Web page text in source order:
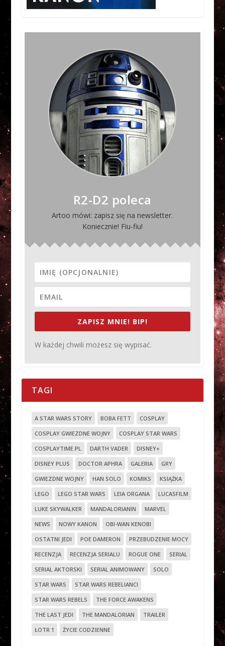
R2-D2 poleca
Artoo mówi: zapisz się na newsletter.
Koniecznie! Fiu-fiu!
ZAPISZ MNIE! BIP!
W każdej chwili możesz się wypisać.
TAGI
A STAR WARS STORY BOBA FETT
COSPLAY
COSPLAY GWIEZDNE WOJNY
COSPLAY STAR WARS
COSPLAYTIME.PL
DARTH VADER
DISNEY+
DISNEY PLUS
DOCTOR APHRA GALERIA
GRY
GWIEZDNE WOJNY
HAN SOLO KOMIKS
KSIĄŻKA
LEGO
LEGO STAR WARS LEIA ORGANA
LUCASFILM
LUKE SKYWALKER
MANDALORIANIN
MARVEL
NEWS
NOWY KANON
OBI-WAN KENOBI
OSTATNI JEDI
POE DAMERON
PRZEBUDZENIE MOCY
RECENZJA
RECENZJA SERIALU ROGUE ONE
SERIAL
SERIAL AKTORSKI
SERIAL ANIMOWANY
SOLO
STAR WARS
STAR WARS REBELIANCI
STAR WARS REBELS
THE FORCE AWAKENS
THE LAST JEDI
THE MANDALORIAN
TRAILER
ŁOTR 1
ŻYCIE CODZIENNE